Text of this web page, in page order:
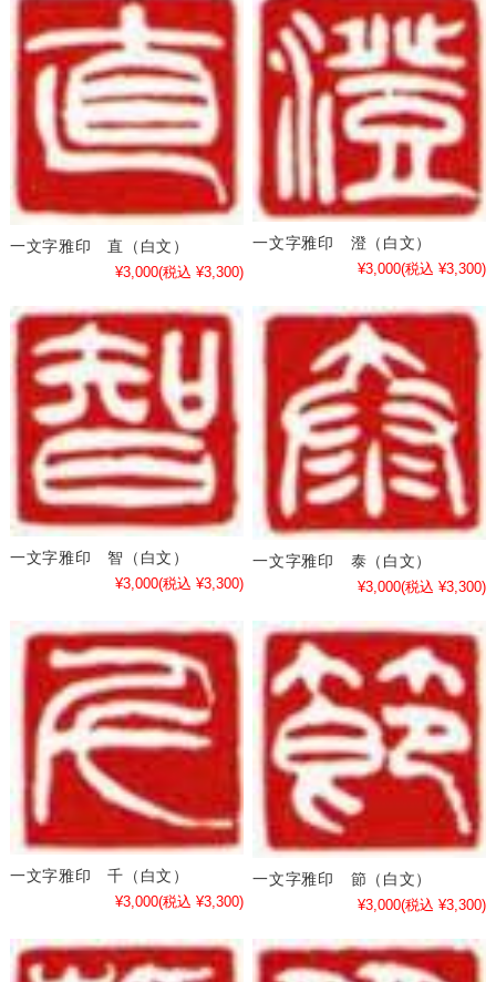
一文字雅印 直（白文）
¥3,000(税込 ¥3,300)
一文字雅印 澄（白文）
¥3,000(税込 ¥3,300)
一文字雅印 智（白文）
¥3,000(税込 ¥3,300)
一文字雅印 泰（白文）
¥3,000(税込 ¥3,300)
一文字雅印 千（白文）
¥3,000(税込 ¥3,300)
一文字雅印 節（白文）
¥3,000(税込 ¥3,300)